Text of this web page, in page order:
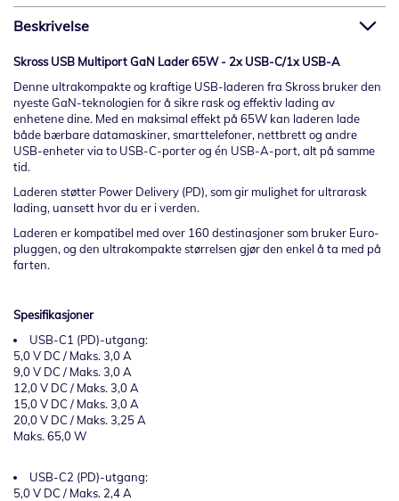
Beskrivelse
Skross USB Multiport GaN Lader 65W - 2x USB-C/1x USB-A
Denne ultrakompakte og kraftige USB-laderen fra Skross bruker den
nyeste GaN-teknologien for å sikre rask og effektiv lading av
enhetene dine. Med en maksimal effekt på 65W kan laderen lade
både bærbare datamaskiner, smarttelefoner, nettbrett og andre
USB-enheter via to USB-C-porter og én USB-A-port, alt på samme
tid.
Laderen støtter Power Delivery (PD), som gir mulighet for ultrarask
lading, uansett hvor du er i verden.
Laderen er kompatibel med over 160 destinasjoner som bruker Euro-
pluggen, og den ultrakompakte størrelsen gjør den enkel å ta med på
farten.
Spesifikasjoner
USB-C1 (PD)-utgang:
5,0 V DC / Maks. 3,0 A
9,0 V DC / Maks. 3,0 A
12,0 V DC / Maks. 3,0 A
15,0 V DC / Maks. 3,0 A
20,0 V DC / Maks. 3,25 A
Maks. 65,0 W
USB-C2 (PD)-utgang:
5,0 V DC / Maks. 2,4 A